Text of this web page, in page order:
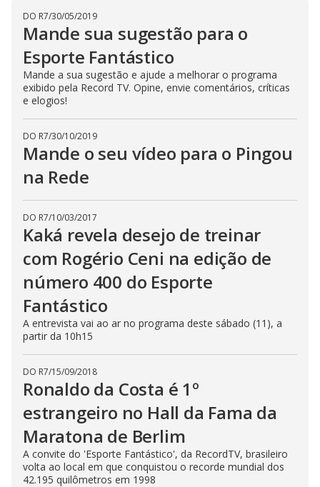
i
d
e
o
DO R7/30/05/2019
Mande sua sugestão para o
Esporte Fantástico
Mande a sua sugestão e ajude a melhorar o programa
exibido pela Record TV. Opine, envie comentários, críticas
e elogios!
DO R7/30/10/2019
Mande o seu vídeo para o Pingou
na Rede
DO R7/10/03/2017
Kaká revela desejo de treinar
com Rogério Ceni na edição de
número 400 do Esporte
Fantástico
A entrevista vai ao ar no programa deste sábado (11), a
partir da 10h15
DO R7/15/09/2018
Ronaldo da Costa é 1º
estrangeiro no Hall da Fama da
Maratona de Berlim
A convite do 'Esporte Fantástico', da RecordTV, brasileiro
volta ao local em que conquistou o recorde mundial dos
42.195 quilômetros em 1998